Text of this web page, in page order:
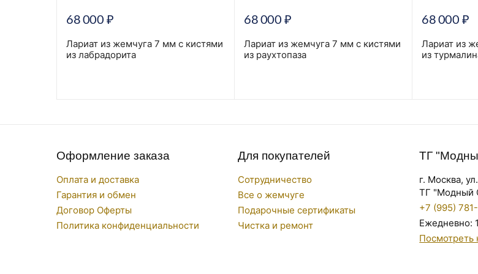
68 000 ₽
Лариат из жемчуга 7 мм с кистями
из лабрадорита
68 000 ₽
Лариат из жемчуга 7 мм с кистями
из раухтопаза
68 000 ₽
Лариат из
из
Оформление заказа
Оплата и доставка
Гарантия и обмен
Договор Оферты
Политика конфиденциальности
Для покупателей
Сотрудничество
Все о жемчуге
Подарочные сертификаты
Чистка и ремонт
ТГ
г. Москва,
ТГ "Модный
+7 (995)
Ежедневно:
Посмотреть